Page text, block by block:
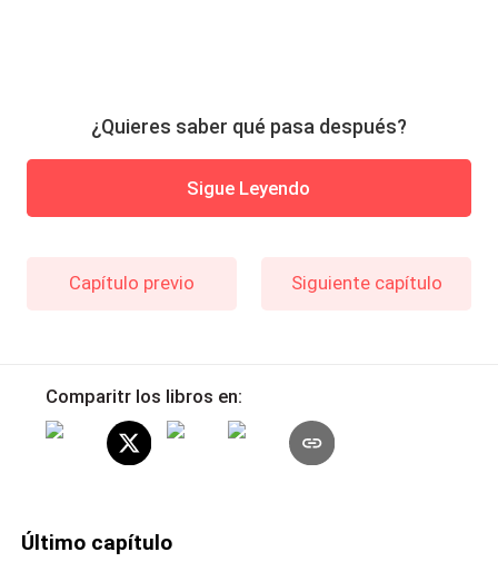
¿Quieres saber qué pasa después?
Sigue Leyendo
Capítulo previo Siguiente capítulo
Comparitr los libros en:
Último capítulo